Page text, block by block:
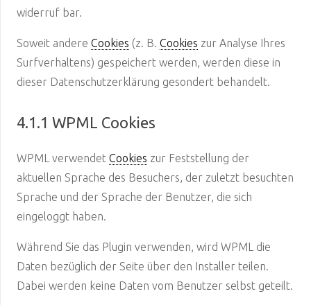
widerruf bar.
Soweit andere Cookies (z. B. Cookies zur Analyse Ihres
Surfverhaltens) gespeichert werden, werden diese in
dieser Datenschutzerklärung gesondert behandelt.
4.1.1 WPML Cookies
WPML verwendet Cookies zur Feststellung der
aktuellen Sprache des Besuchers, der zuletzt besuchten
Sprache und der Sprache der Benutzer, die sich
eingeloggt haben.
Während Sie das Plugin verwenden, wird WPML die
Daten bezüglich der Seite über den Installer teilen.
Dabei werden keine Daten vom Benutzer selbst geteilt.